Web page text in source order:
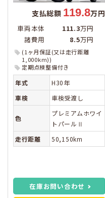
支払総額 119.8万円
車両本体 111.3万円
諸費用
8.5万円
(1ヶ月保証(又は走行距離
1,000km))
定期点検整備付き
年式
H30年
車検
車検受渡し
色
プレミアムホワイ
トパールⅡ
走行距離
50,150km
在庫お問い合わせ